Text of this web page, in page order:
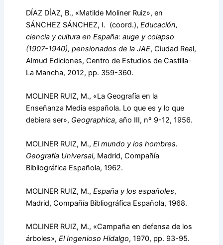
DÍAZ DÍAZ, B., «Matilde Moliner Ruiz», en
SÁNCHEZ SÁNCHEZ, I. (coord.), Educación,
ciencia y cultura en España: auge y colapso
(1907-1940), pensionados de la JAE, Ciudad Real,
Almud Ediciones, Centro de Estudios de Castilla-
La Mancha, 2012, pp. 359-360.
MOLINER RUIZ, M., «La Geografía en la
Enseñanza Media española. Lo que es y lo que
debiera ser», Geographica, año III, nº 9-12, 1956.
MOLINER RUIZ, M., El mundo y los hombres.
Geografía Universal, Madrid, Compañía
Bibliográfica Española, 1962.
MOLINER RUIZ, M., España y los españoles,
Madrid, Compañía Bibliográfica Española, 1968.
MOLINER RUIZ, M., «Campaña en defensa de los
árboles», El Ingenioso Hidalgo, 1970, pp. 93-95.